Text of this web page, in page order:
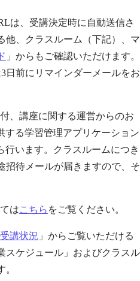
は、受講決定時に自動送信さ
他、クラスルーム（下記）、マ
」からもご確認いただけます。
日前にリマインダーメールをお
、講座に関する運営からのお
する学習管理アプリケーション
行います。クラスルームにつき
招待メールが届きますので、そ
はこちら をご覧ください。
受講状況 」からご覧いただける
スケジュール」およびクラスル